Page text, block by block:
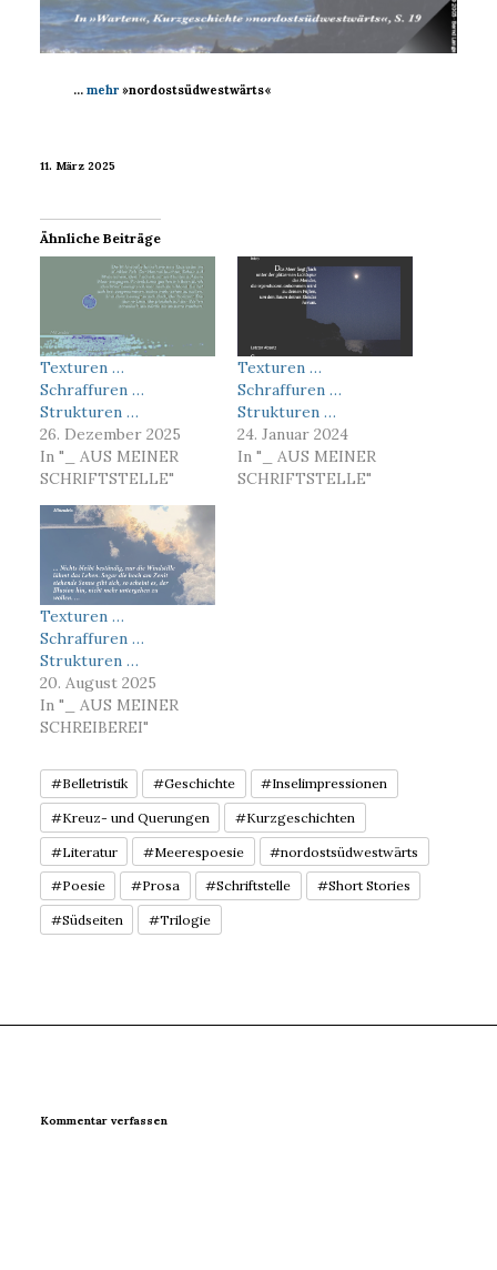
…mehr »nordostsüdwestwärts«
11. März 2025
Ähnliche Beiträge
Texturen …
Schraffuren …
Strukturen …
26. Dezember 2025
In "_ AUS MEINER
SCHRIFTSTELLE"
Texturen …
Schraffuren …
Strukturen …
24. Januar 2024
In "_ AUS MEINER
SCHRIFTSTELLE"
Texturen …
Schraffuren …
Strukturen …
20. August 2025
In "_ AUS MEINER
SCHREIBEREI"
#Belletristik #Geschichte #Inselimpressionen
#Kreuz- und Querungen #Kurzgeschichten
#Literatur #Meerespoesie #nordostsüdwestwärts
#Poesie #Prosa #Schriftstelle #Short Stories
#Südseiten #Trilogie
Kommentar verfassen